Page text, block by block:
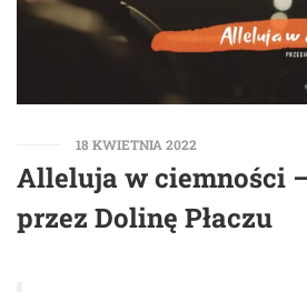
18 KWIETNIA 2022
Alleluja w ciemności
przez Dolinę Płaczu